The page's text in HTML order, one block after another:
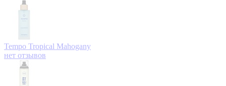
Tempo Tropical Mahogany
нет отзывов